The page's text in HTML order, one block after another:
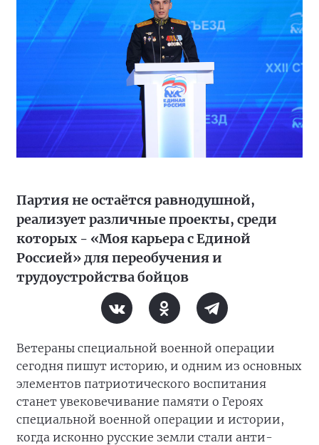
Партия не остаётся равнодушной,
реализует различные проекты, среди
которых - «Моя карьера с Единой
Россией» для переобучения и
трудоустройства бойцов
Ветераны специальной военной операции
сегодня пишут историю, и одним из основных
элементов патриотического воспитания
станет увековечивание памяти о Героях
специальной военной операции и истории,
когда исконно русские земли стали анти-